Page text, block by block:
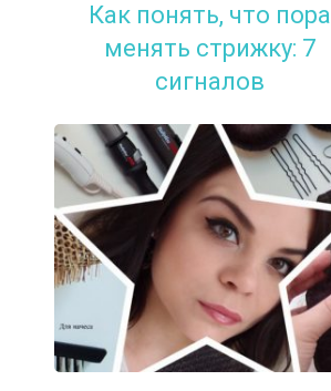
Как понять, что пора
менять стрижку: 7
сигналов